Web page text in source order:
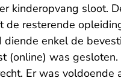
kinderopvang sloot.
de resterende
diende enkel de
(online) was
Er was